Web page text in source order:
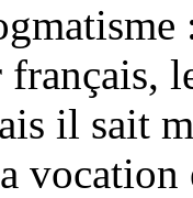
français,
il sait